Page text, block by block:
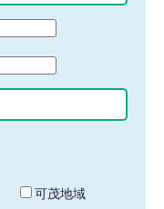
可茂地域